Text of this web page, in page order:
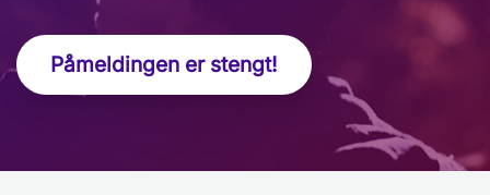
Påmeldingen er stengt!